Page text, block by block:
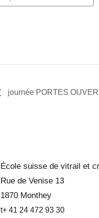
journée PORTES
École suisse de vitrail et
Rue de Venise 13
1870 Monthey
t+ 41 24 472 93 30